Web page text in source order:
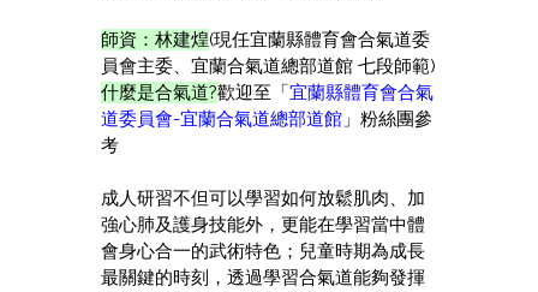
師資： 林建煌(現任宜蘭縣體育會合氣道委
員會主委、宜蘭合氣道總部道館 七段師範)
什麼是合氣道?歡迎至「 宜蘭縣體育會合氣
道委員會-宜蘭合氣道總部道館 」粉絲團參
考
成人研習不但可以學習如何放鬆肌肉、加
強心肺及護身技能外，更能在學習當中體
會身心合一的武術特色； 兒童時期為成長
最關鍵的時刻，透過學習合氣道能夠發揮